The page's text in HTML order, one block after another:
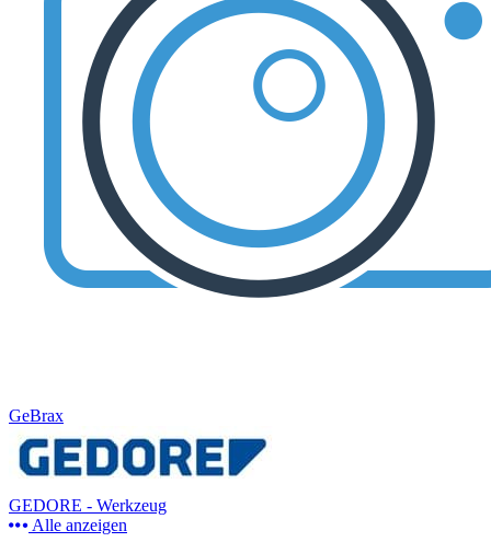
GeBrax
GEDORE - Werkzeug
Alle anzeigen